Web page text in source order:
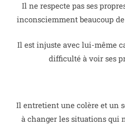
Il ne respecte pas ses
inconsciemment beaucoup
Il est injuste avec lui-même
difficulté à voir ses
Il entretient une colère et un
à changer les situations qui